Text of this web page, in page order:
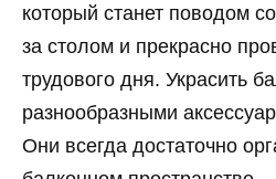
который станет поводом
за столом и прекрасно
трудового дня. Украсить
разнообразными
Они всегда достаточно